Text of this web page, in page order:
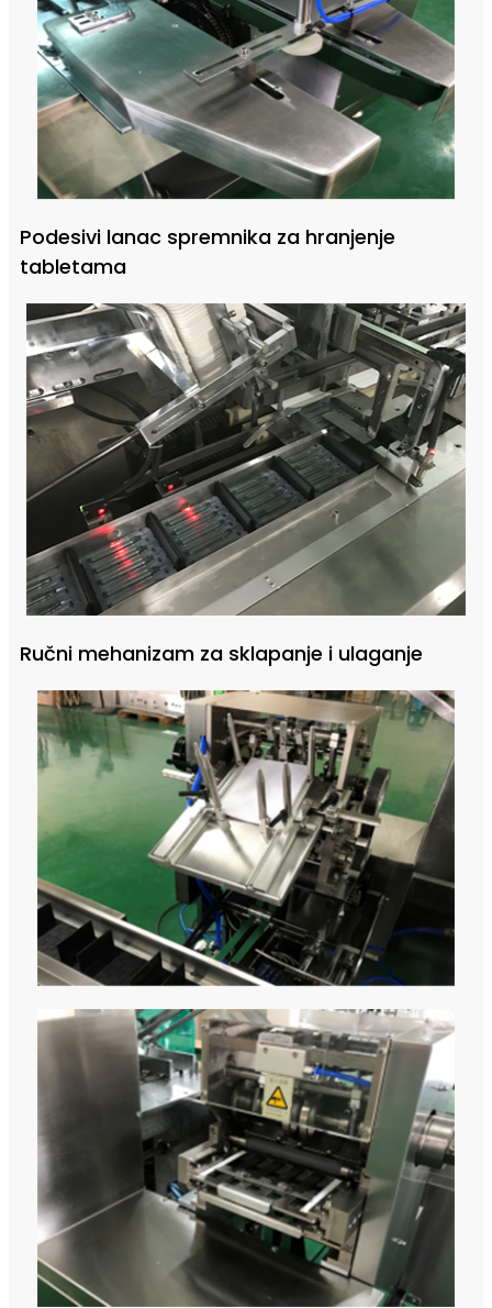
Podesivi lanac spremnika za hranjenje
tabletama
Ručni mehanizam za sklapanje i ulaganje